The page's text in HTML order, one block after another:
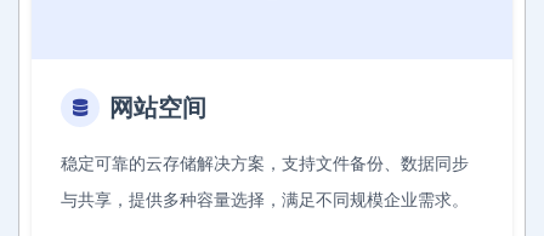
网站空间
稳定可靠的云存储解决方案，支持文件备份、数据同步
与共享，提供多种容量选择，满足不同规模企业需求。